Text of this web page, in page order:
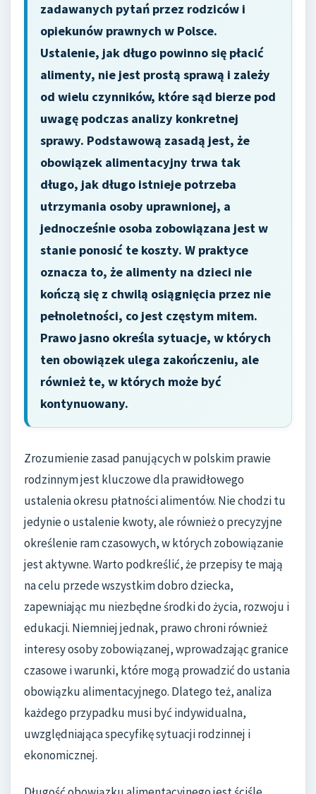
zadawanych pytań przez rodziców i
opiekunów prawnych w Polsce.
Ustalenie, jak długo powinno się płacić
alimenty, nie jest prostą sprawą i zależy
od wielu czynników, które sąd bierze pod
uwagę podczas analizy konkretnej
sprawy. Podstawową zasadą jest, że
obowiązek alimentacyjny trwa tak
długo, jak długo istnieje potrzeba
utrzymania osoby uprawnionej, a
jednocześnie osoba zobowiązana jest w
stanie ponosić te koszty. W praktyce
oznacza to, że alimenty na dzieci nie
kończą się z chwilą osiągnięcia przez nie
pełnoletności, co jest częstym mitem.
Prawo jasno określa sytuacje, w których
ten obowiązek ulega zakończeniu, ale
również te, w których może być
kontynuowany.
Zrozumienie zasad panujących w polskim prawie
rodzinnym jest kluczowe dla prawidłowego
ustalenia okresu płatności alimentów. Nie chodzi tu
jedynie o ustalenie kwoty, ale również o precyzyjne
określenie ram czasowych, w których zobowiązanie
jest aktywne. Warto podkreślić, że przepisy te mają
na celu przede wszystkim dobro dziecka,
zapewniając mu niezbędne środki do życia, rozwoju i
edukacji. Niemniej jednak, prawo chroni również
interesy osoby zobowiązanej, wprowadzając granice
czasowe i warunki, które mogą prowadzić do ustania
obowiązku alimentacyjnego. Dlatego też, analiza
każdego przypadku musi być indywidualna,
uwzględniająca specyfikę sytuacji rodzinnej i
ekonomicznej.